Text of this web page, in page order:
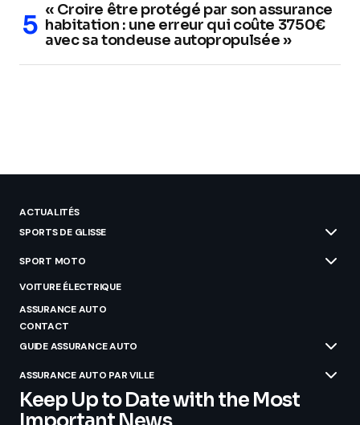
« Croire être protégé par son assurance
habitation : une erreur qui coûte 3750€
avec sa tondeuse autopropulsée »
ACTUALITÉS
SPORTS DE GLISSE
SPORT MOTO
VOITURE ÉLECTRIQUE
ASSURANCE AUTO
CONTACT
GUIDE ASSURANCE AUTO
ASSURANCE AUTO PAR VILLE
Keep Up to Date with the Most